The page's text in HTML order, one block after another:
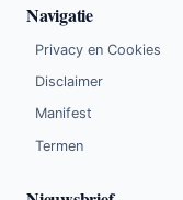
Navigatie
Privacy en Cookies
Disclaimer
Manifest
Termen